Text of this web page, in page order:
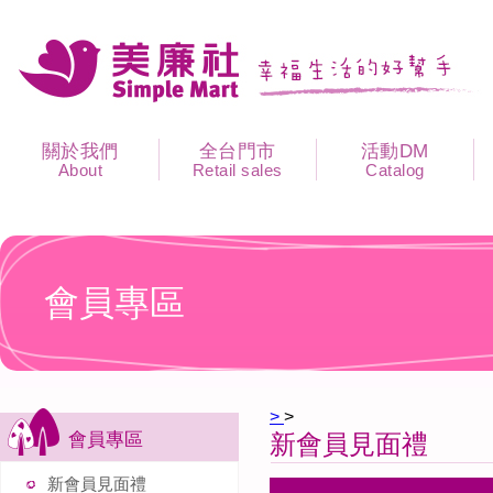
關於我們
About
全台門市
Retail sales
活動DM
Catalog
會員專區
會員專區
新會員見面禮
> >
新會員見面禮